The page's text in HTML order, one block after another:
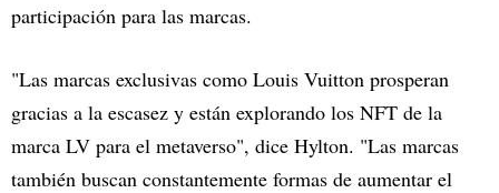
participación para las marcas.
"Las marcas exclusivas como Louis Vuitton prosperan
gracias a la escasez y están explorando los NFT de la
marca LV para el metaverso", dice Hylton. "Las marcas
también buscan constantemente formas de aumentar el